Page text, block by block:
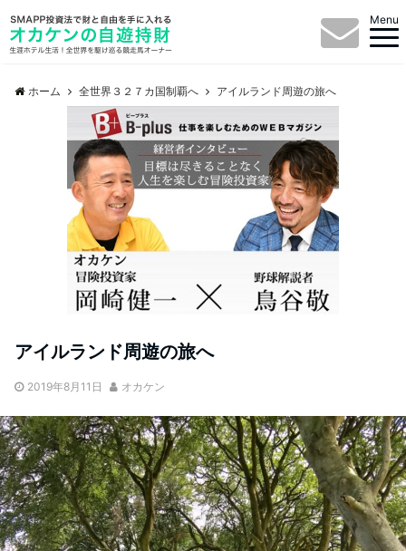
Menu
ホーム 全世界３２７カ国制覇へ アイルランド周遊の旅へ
アイルランド周遊の旅へ
2019年8月11日 オカケン